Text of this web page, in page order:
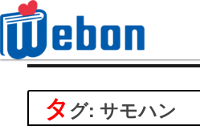
タ グ: サモハン